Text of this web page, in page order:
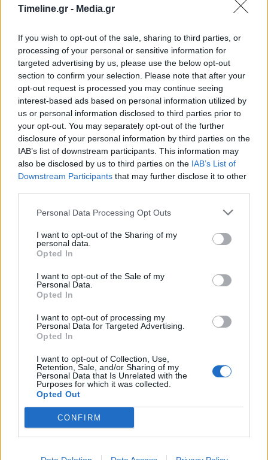
Timeline.gr - Media.gr
If you wish to opt-out of the sale, sharing to third parties, or
processing of your personal or sensitive information for
targeted advertising by us, please use the below opt-out
section to confirm your selection. Please note that after your
opt-out request is processed you may continue seeing
interest-based ads based on personal information utilized by
us or personal information disclosed to third parties prior to
your opt-out. You may separately opt-out of the further
disclosure of your personal information by third parties on the
IAB’s list of downstream participants. This information may
also be disclosed by us to third parties on the IAB’s List of
Downstream Participants that may further disclose it to other
Personal Data Processing Opt Outs
I want to opt-out of the Sharing of my
personal data.
Opted In
I want to opt-out of the Sale of my
Personal Data.
Opted In
I want to opt-out of processing my
Personal Data for Targeted Advertising.
Opted In
I want to opt-out of Collection, Use,
Retention, Sale, and/or Sharing of my
Personal Data that Is Unrelated with the
Purposes for which it was collected.
Opted Out
CONFIRM
τραγικό τέλος.
Η εικόνα στους δρόμους προδίδει το κλίμα
θυμού, με τον κόσμο να σπάει οδοφράγματα και
να συγκρούεται με τις Αρχές. Όσο κι εάν το
κινεζικό καθεστώς «ποντάρει» στην απόκρυψη, η
εποχή των κοινωνικών δικτύων δεν αφήνει το
γεγονός να μείνει στο σκοτάδι, με τα πλάνα που
κυκλοφορούν να πιστοποιούν τον πρωτοφανών
διαστάσεων κοινωνικό αποκλεισμό στην Κίνα.
Εκείνο που μένει να δει κανείς είναι οι
τιμωρητικές μέθοδοι που θα εφαρμοστούν από
το καθεστώς Σι ενάντια στους αντιφρονούντες.
Η φωτιά που άναψε το
φυτίλι της οργής
Το ποτήρι ξεχείλισε όταν στη δυστική πόλη
Ουρούμτσι ξέσπασε μεγάλη πυρκαγιά σε
συγκρότημα κατοικιών με αποτέλεσμα να βρουν